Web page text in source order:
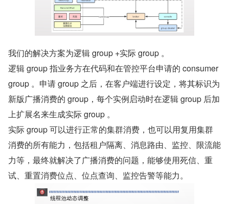
我们的解决方案为逻辑 group +实际 group 。
逻辑 group 指业务方在代码和在管控平台申请的 consumer
group 。申请 group 之后，在客户端进行设定，将其标识为
新版广播消费的 group，每个实例启动时在逻辑 group 后加
上扩展名来生成实际 group 。
实际 group 可以进行正常的集群消费，也可以用复用集群
消费的所有能力，包括租户隔离、消息路由、监控、限流能
力等，最终就解决了广播消费的问题，能够使用死信、重
试、重置消费位点、位点查询、监控告警等能力。